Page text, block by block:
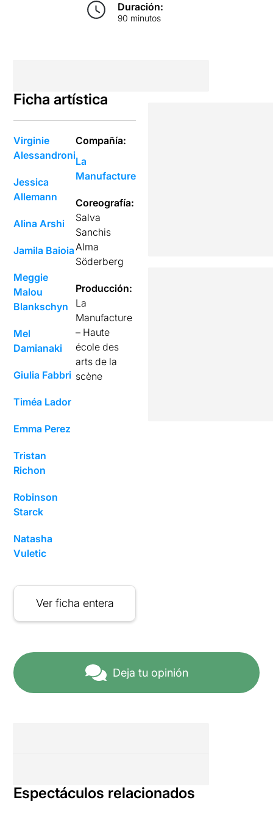
Duración:
90 minutos
Ficha artística
Virginie
Alessandroni
Jessica
Allemann
Alina Arshi
Jamila Baioia
Meggie
Malou
Blankschyn
Mel
Damianaki
Giulia Fabbri
Timéa Lador
Emma Perez
Tristan
Richon
Robinson
Starck
Natasha
Vuletic
Compañía:
La
Manufacture
Coreografía:
Salva
Sanchis
Alma
Söderberg
Producción:
La
Manufacture
– Haute
école des
arts de la
scène
Ver ficha entera
Deja tu opinión
Espectáculos relacionados